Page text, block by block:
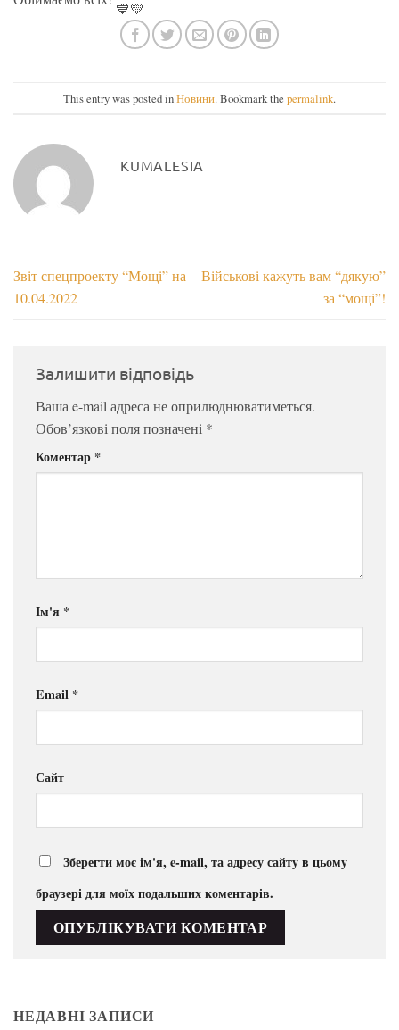
This entry was posted inНовини. Bookmark the permalink.
KUMALESIA
Звіт спецпроекту “Мощі” на
10.04.2022
Військові кажуть вам “дякую”
за “мощі”!
Залишити відповідь
Ваша e-mail адреса не оприлюднюватиметься.
Обов’язкові поля позначені *
Коментар *
Ім'я *
Email *
Сайт
Зберегти моє ім'я, e-mail, та адресу сайту в цьому
браузері для моїх подальших коментарів.
НЕДАВНІ ЗАПИСИ